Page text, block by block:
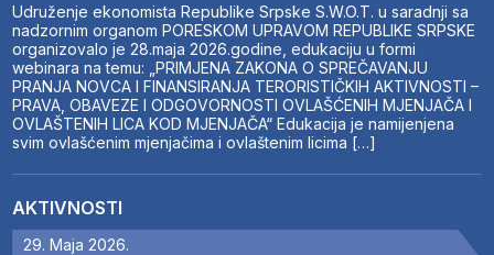
Udruženje ekonomista Republike Srpske S.W.O.T. u saradnji sa
nadzornim organom PORESKOM UPRAVOM REPUBLIKE SRPSKE
organizovalo je 28.maja 2026.godine, edukaciju u formi
webinara na temu: „PRIMJENA ZAKONA O SPREČAVANJU
PRANJA NOVCA I FINANSIRANJA TERORISTIČKIH AKTIVNOSTI –
PRAVA, OBAVEZE I ODGOVORNOSTI OVLAŠĆENIH MJENJAČA I
OVLAŠTENIH LICA KOD MJENJAČA“ Edukacija je namijenjena
svim ovlašćenim mjenjačima i ovlaštenim licima […]
AKTIVNOSTI
29. Maja 2026.